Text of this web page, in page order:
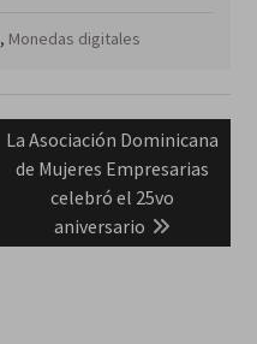
, Monedas digitales
Next
post:
La Asociación Dominicana
de Mujeres Empresarias
celebró el 25vo
aniversario